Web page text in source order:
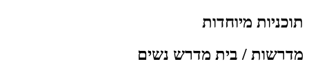
תוכניות מיוחדות
מדרשות / בית מדרש נשים